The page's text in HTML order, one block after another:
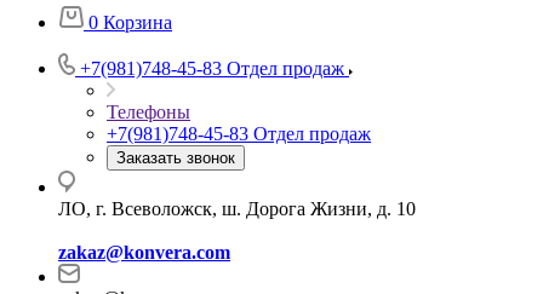
0 Корзина
+7(981)748-45-83 Отдел продаж
Телефоны
+7(981)748-45-83 Отдел продаж
Заказать звонок
ЛО, г. Всеволожск, ш. Дорога Жизни, д. 10
zakaz@konvera.com